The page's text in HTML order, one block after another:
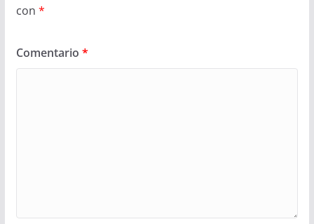
con *
Comentario *